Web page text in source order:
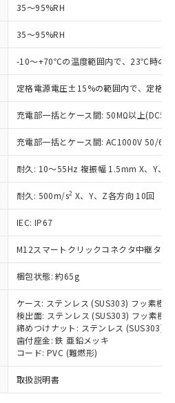
35～95%RH
35～95%RH
-10～+70℃の温度範囲内で、23℃時の
定格電源電圧±15%の範囲内で、定格
充電部一括とケース間: 50MΩ以上
充電部一括とケース間: AC1000V 50/
耐久: 10～55Hz 複振幅 1.5mm X、Y、Z
耐久: 500m/s2 X、Y、Z各方向 10回
IEC: IP67
M12スマートクリックコネクタ中継タイ
梱包状態: 約65g
ケース: ステンレス (SUS303) フッ素樹
検出面: ステンレス (SUS303) フッ素樹
締めつけナット: ステンレス (SUS303)
歯付座金: 鉄 亜鉛メッキ
コード: PVC (難燃形)
取扱説明書
、当社制御機器事業取扱
庫状況および標準価格
させていただくもので
事業取扱商品の中には、
対象外となる商品もある
ください。
び標準価格照会結果は、
更新日時点での社内デー
成されるものであり、閲
での実際の在庫および標
なる場合があることをご
況および標準価格はお客
、またはお客様担当のオ
器販売店・当社販売員に
い。
機器販売店や当社販売拠
ットワーク
」をご確認
び標準価格結果を当社の
く第三者に漏洩または開
お願いします。
能（部品リスト作成サー
用いただくには、I-Web
ご登録されている必要が
RoHS指令（10物質）の
調査中または確認中の
ス料など無形物で、有
のない商品です。
り、非含有部品として
品と判明した場合などや
とがあります。
）：
水銀(Hg) 1000ppm以下、 カド
以下、ポリ臭化ビフェニル
ポリ臭化ジフェニルエーテル類
フタル酸ビス(2-エチルヘキシ
1000ppm以下、フタル酸ブチ
以下、フタル酸ジブチル
用監視および制御機器に対する
物質については閾値を超える意
確認しています。
状況などにより、予定
があります。
表
料含有率が中国RoHSの
ことを示します。
料含有率が中国RoHSの
ることを示します。
。当社販売部門へお問
。
水銀) : 1000ppm、 Cd(カドミウ
、 PBBs(ポリ臭化ビフェ
ポリ臭化ジフェニルエーテ
: 1000ppm、 DIBP(フタル酸ジ
、 BBP(フタル酸ブチルベンジ
チルヘキシル)) : 1000ppm
期限
（10物質）のすべてが基
とを示します。
用状況下において有害物
し、環境に深刻な影響を
味します。
。当社販売部門へお問
ら貴社製品のうち、外国
国貿易法に定める商品
貨物等」という）を輸出
の提供する場合は、日本
許可(または役務取引許
るなどの必要な手続きを
物を破棄する場合は、完
など、違法に輸出されな
手段を講じます。
品を、核兵器、ミサイ
、生物兵器またはその他
れらの製造装置等に一切
せん。
製品を第三者に販売する
1、2および3の内容を当
知します。また当社は、
販売に係わる関係者が違
おそれがある場合は、取
しません。
上の在庫あり
は満たないが在庫あり
(最新の在庫状況につ
お客様のお取引先、ま
様担当のオムロン制御
店・当社販売員にご確
い)
機種、また在庫状況の
開していない機種